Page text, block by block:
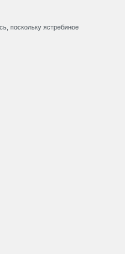
поскольку ястребиное